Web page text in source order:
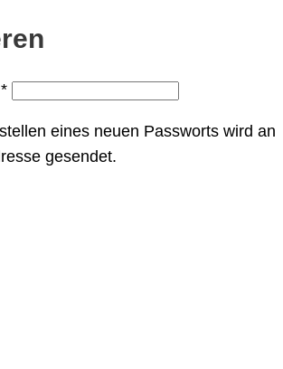
*Erforderlich
eines neuen Passworts wird an
gesendet.